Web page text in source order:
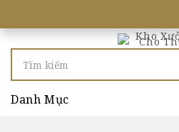
Danh Mục